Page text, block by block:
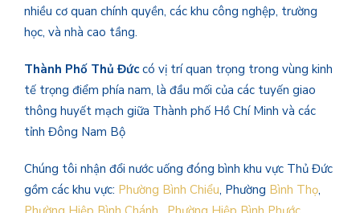
nhiều cơ quan chính quyền, các khu công nghệp, trường
học, và nhà cao tầng.
Thành Phố Thủ Đức có vị trí quan trọng trong vùng kinh
tế trọng điểm phía nam, là đầu mối của các tuyến giao
thông huyết mạch giữa Thành phố Hồ Chí Minh và các
tỉnh Đông Nam Bộ
Chúng tôi nhận đổi nước uống đóng bình khu vực Thủ Đức
gồm các khu vực: Phường Bình Chiểu, Phường Bình Thọ,